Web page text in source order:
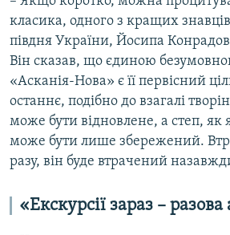
класика, одного з кращих
півдня України, Йосипа
Він сказав, що єдиною
«Асканія-Нова» є її первісний
останнє, подібно до взагалі
може бути відновлене, а степ,
може бути лише збережений.
разу, він буде втрачений
«Екскурсії зараз – разова